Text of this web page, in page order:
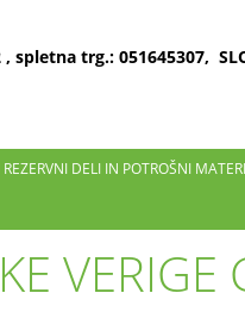
trg.: 051645307,
DELI IN POTROŠNI
VERIGE